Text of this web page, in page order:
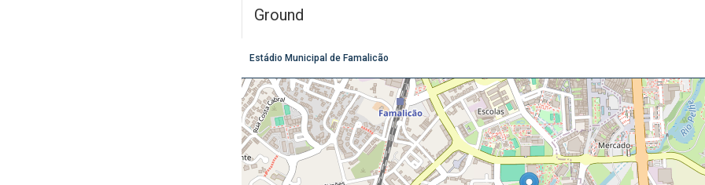
Ground
Estádio Municipal de Famalicão